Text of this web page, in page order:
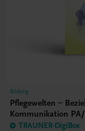
Bildung
Pflegewelten –
Kommunikation PA/
TRAUNER-DigiBox